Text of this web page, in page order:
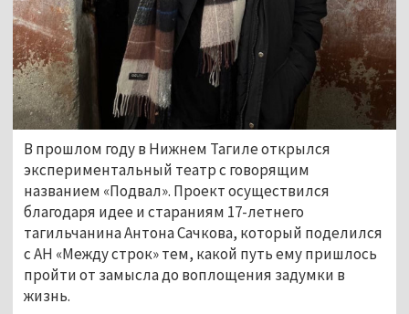
В прошлом году в Нижнем Тагиле открылся
экспериментальный театр с говорящим
названием «Подвал». Проект осуществился
благодаря идее и стараниям 17-летнего
тагильчанина Антона Сачкова, который поделился
с АН «Между строк» тем, какой путь ему пришлось
пройти от замысла до воплощения задумки в
жизнь.